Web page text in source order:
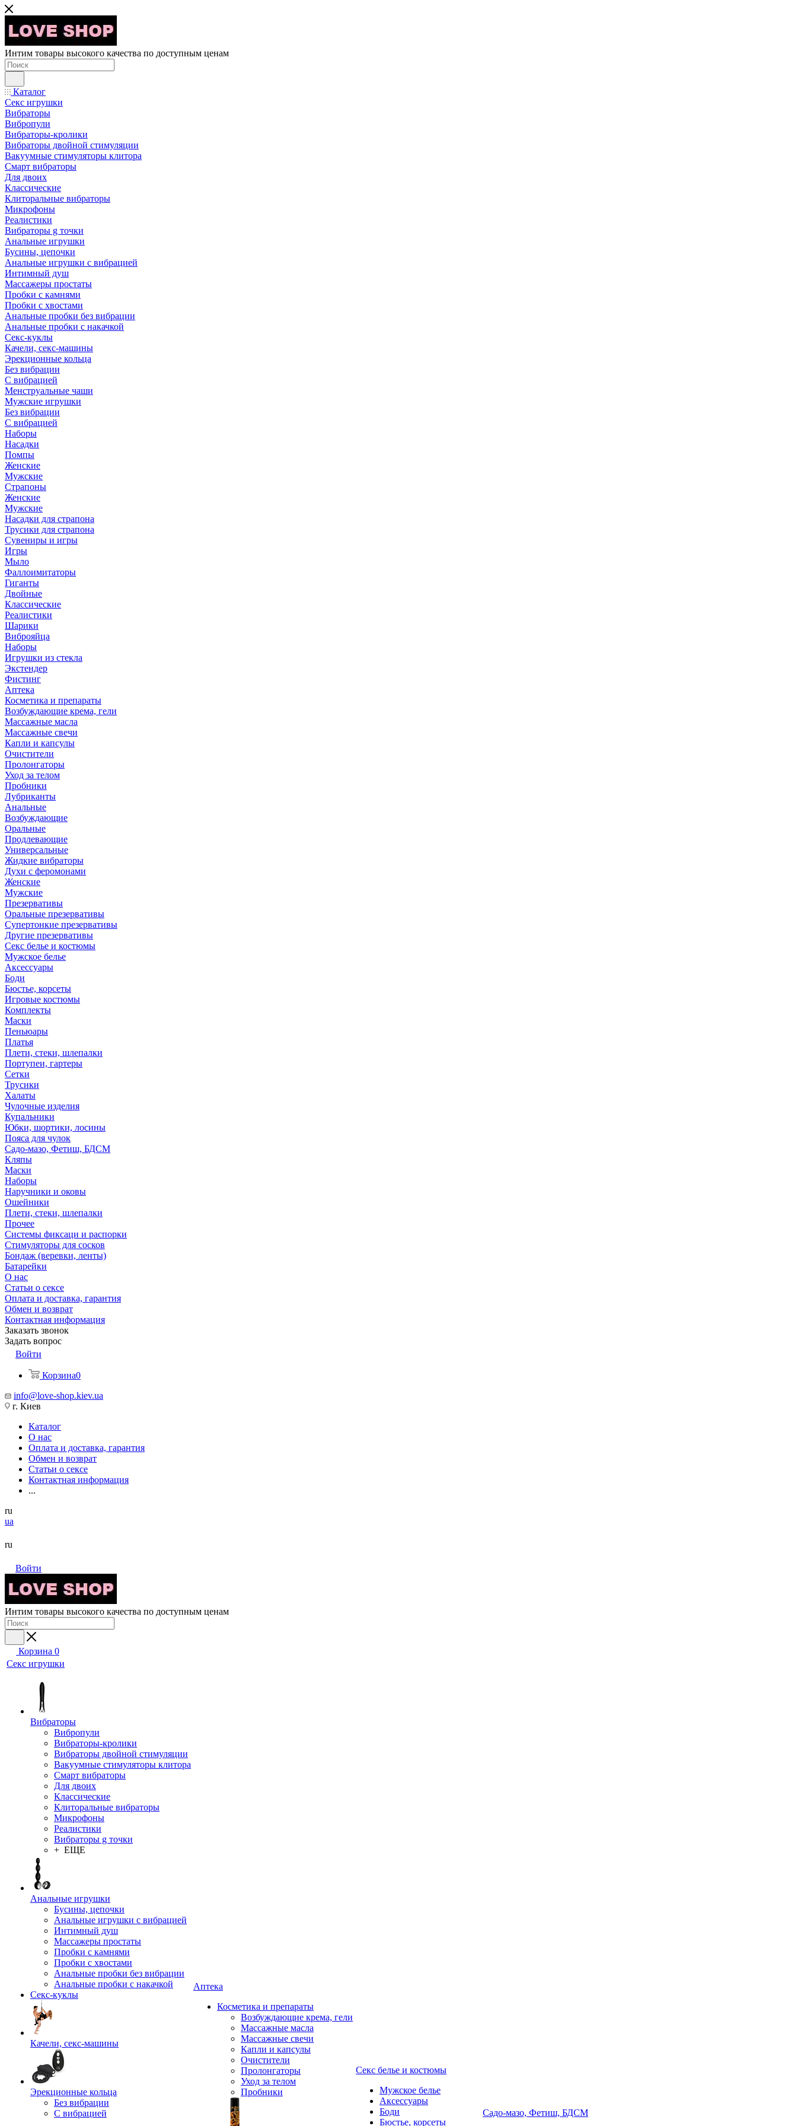
Интим товары высокого качества по доступным ценам
Каталог
Секс игрушки
Вибраторы
Вибропули
Вибраторы-кролики
Вибраторы двойной стимуляции
Вакуумные стимуляторы клитора
Смарт вибраторы
Для двоих
Классические
Клиторальные вибраторы
Микрофоны
Реалистики
Вибраторы g точки
Анальные игрушки
Бусины, цепочки
Анальные игрушки с вибрацией
Интимный душ
Массажеры простаты
Пробки с камнями
Пробки с хвостами
Анальные пробки без вибрации
Анальные пробки с накачкой
Секс-куклы
Качели, секс-машины
Эрекционные кольца
Без вибрации
С вибрацией
Менструальные чаши
Мужские игрушки
Без вибрации
С вибрацией
Наборы
Насадки
Помпы
Женские
Мужские
Страпоны
Женские
Мужские
Насадки для страпона
Трусики для страпона
Сувениры и игры
Игры
Мыло
Фаллоимитаторы
Гиганты
Двойные
Классические
Реалистики
Шарики
Виброяйца
Наборы
Игрушки из стекла
Экстендер
Фистинг
Аптека
Косметика и препараты
Возбуждающие крема, гели
Массажные масла
Массажные свечи
Капли и капсулы
Очистители
Пролонгаторы
Уход за телом
Пробники
Лубриканты
Анальные
Возбуждающие
Оральные
Продлевающие
Универсальные
Жидкие вибраторы
Духи с феромонами
Женские
Мужские
Презервативы
Оральные презервативы
Супертонкие презервативы
Другие презервативы
Секс белье и костюмы
Мужское белье
Аксессуары
Боди
Бюстье, корсеты
Игровые костюмы
Комплекты
Маски
Пеньюары
Платья
Плети, стеки, шлепалки
Портупеи, гартеры
Сетки
Трусики
Халаты
Чулочные изделия
Купальники
Юбки, шортики, лосины
Пояса для чулок
Садо-мазо, Фетиш, БДСМ
Кляпы
Маски
Наборы
Наручники и оковы
Ошейники
Плети, стеки, шлепалки
Прочее
Системы фиксаци и распорки
Стимуляторы для сосков
Бондаж (веревки, ленты)
Батарейки
О нас
Статьи о сексе
Оплата и доставка, гарантия
Обмен и возврат
Контактная информация
Заказать звонок
Задать вопрос
Войти
Корзина0
info@love-shop.kiev.ua
г. Киев
Каталог
О нас
Оплата и доставка, гарантия
Обмен и возврат
Статьи о сексе
Контактная информация
...
ru
ua
ru
Войти
Интим товары высокого качества по доступным ценам
Корзина 0
Секс игрушки
Вибраторы
Вибропули
Вибраторы-кролики
Вибраторы двойной стимуляции
Вакуумные стимуляторы клитора
Смарт вибраторы
Для двоих
Классические
Клиторальные вибраторы
Микрофоны
Реалистики
Вибраторы g точки
+ ЕЩЕ
Анальные игрушки
Бусины, цепочки
Анальные игрушки с вибрацией
Интимный душ
Массажеры простаты
Пробки с камнями
Пробки с хвостами
Анальные пробки без вибрации
Анальные пробки с накачкой
Секс-куклы
Качели, секс-машины
Эрекционные кольца
Без вибрации
С вибрацией
Аптека
Косметика и препараты
Возбуждающие крема, гели
Массажные масла
Массажные свечи
Капли и капсулы
Очистители
Пролонгаторы
Уход за телом
Пробники
Секс белье и костюмы
Мужское белье
Аксессуары
Боди
Бюстье, корсеты
Садо-мазо, Фетиш, БДСМ